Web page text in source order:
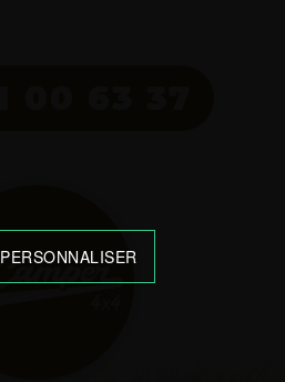
PERSONNALISER